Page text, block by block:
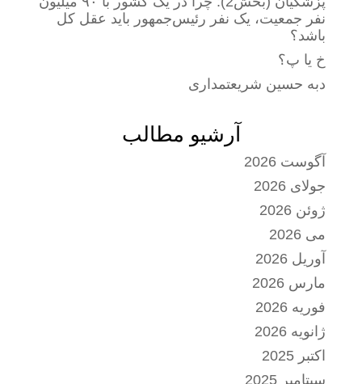
نفر جمعیت، یک نفر رئیس‌جمهور باید عقل کل
باشد؟
خ یا پ؟
دبه حسین شریعتمداری
آرشیو مطالب
آگوست 2026
جولای 2026
ژوئن 2026
می 2026
آوریل 2026
مارس 2026
فوریه 2026
ژانویه 2026
اکتبر 2025
سپتامبر 2025